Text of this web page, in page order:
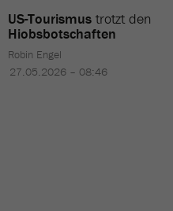
US-Tourismus trotzt den
Hiobsbotschaften
Robin Engel
27.05.2026 – 08:46